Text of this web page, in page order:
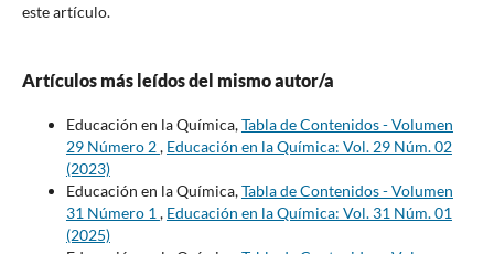
este artículo.
Artículos más leídos del mismo autor/a
Educación en la Química,Tabla de Contenidos - Volumen
29 Número 2, Educación en la Química: Vol. 29 Núm. 02
(2023)
Educación en la Química,Tabla de Contenidos - Volumen
31 Número 1 , Educación en la Química: Vol. 31 Núm. 01
(2025)